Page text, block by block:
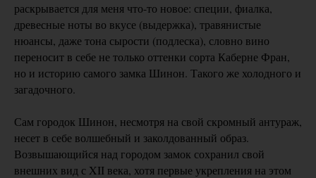
раскрывается для меня что-то новое: специи, фиалка,
древесные ноты во вкусе (выдержка), травянистые
нюансы, даже тона сырости (подлеска), словно вино
переносит в себе не только оттенки сорта Каберне Фран,
но и историю самого замка Шинон. Такого же холодного и
загадочного.
Сам городок Шинон, несмотря на свой скромный антураж,
несет в себе волшебный и заколдованный образ.
Возвышающийся над городом замок сохранил свой
внешних вид с XII века, хотя первые укрепления на этом